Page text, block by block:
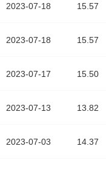
2023-07-18
2023-07-18
2023-07-17
2023-07-13
2023-07-03
15.57
15.57
15.50
13.82
14.37